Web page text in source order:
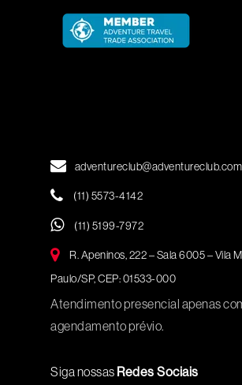
(11) 5573-4142
(11) 5199-7972
R. Apeninos, 222 – Sala 6005 – Vila
Paulo/SP, CEP: 01533-000
Atendimento presencial apenas
agendamento prévio.
Siga nossas Redes Sociais